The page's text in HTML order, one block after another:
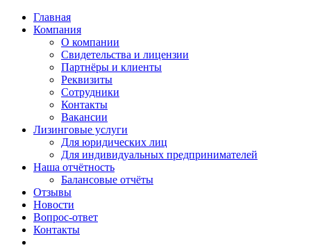
Главная
Компания
О компании
Свидетельства и лицензии
Партнёры и клиенты
Реквизиты
Сотрудники
Контакты
Вакансии
Лизинговые услуги
Для юридических лиц
Для индивидуальных предпринимателей
Наша отчётность
Балансовые отчёты
Отзывы
Новости
Вопрос-ответ
Контакты